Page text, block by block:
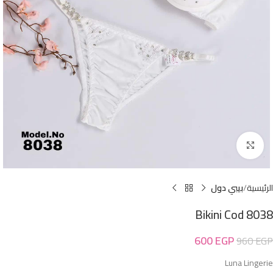
Click to enlarge
الرئيسية بيبي دول
Bikini Cod 8038
960EGP
600EGP
Luna Lingerie